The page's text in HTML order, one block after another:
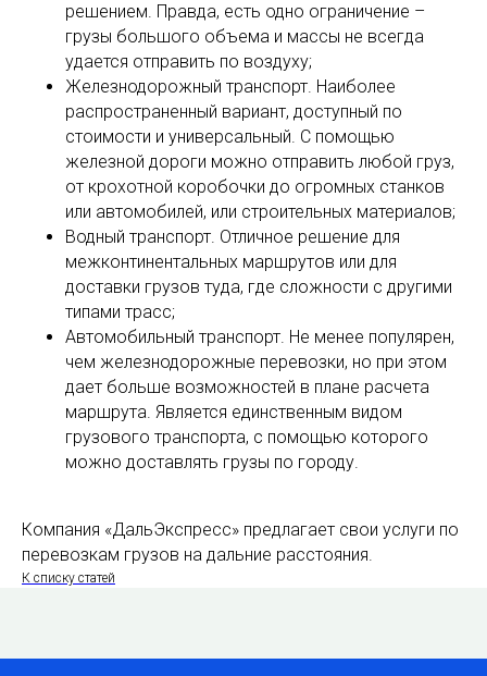
решением. Правда, есть одно ограничение –
грузы большого объема и массы не всегда
удается отправить по воздуху;
Железнодорожный транспорт. Наиболее
распространенный вариант, доступный по
стоимости и универсальный. С помощью
железной дороги можно отправить любой груз,
от крохотной коробочки до огромных станков
или автомобилей, или строительных материалов;
Водный транспорт. Отличное решение для
межконтинентальных маршрутов или для
доставки грузов туда, где сложности с другими
типами трасс;
Автомобильный транспорт. Не менее популярен,
чем железнодорожные перевозки, но при этом
дает больше возможностей в плане расчета
маршрута. Является единственным видом
грузового транспорта, с помощью которого
можно доставлять грузы по городу.
Компания «ДальЭкспресс» предлагает свои услуги по
перевозкам грузов на дальние расстояния.
К списку статей